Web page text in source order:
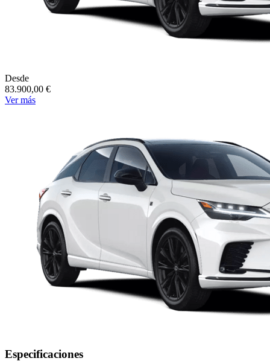
Desde
83.900,00 €
Ver más
Especificaciones